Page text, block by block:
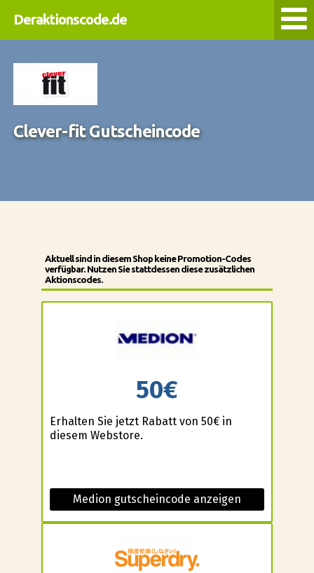
Deraktionscode.de
Clever-fit Gutscheincode
Aktuell sind in diesem Shop keine Promotion-Codes
verfügbar. Nutzen Sie stattdessen diese zusätzlichen
Aktionscodes.
50€
Erhalten Sie jetzt Rabatt von 50€ in
diesem Webstore.
Medion gutscheincode anzeigen